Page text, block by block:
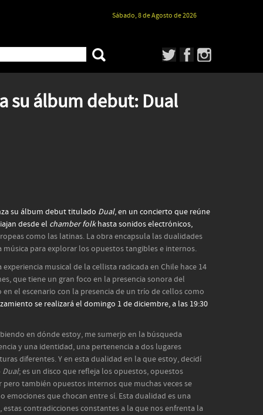
Sábado, 8 de Agosto de 2026
su álbum debut: Dual
su álbum debut titulado Dual, en un concierto que reúne
desde el chamber folkhasta sonidos electrónicos,
como las latinas. La obra encapsula las dualidades
para explorar los opuestos tangibles e internos.
musical de la cellista radicada en Chile hace 14
que tiene un gran foco en la presencia sonora del
el escenario con la presencia de un trío de cellos como
se realizará el domingo 1 de diciembre, a las 19:30
en dónde estoy, me sumerjo en la búsqueda
y una identidad, una pertenencia a dos lugares
diferentes. Y en esta dualidad en la que estoy, decidí
Dual; es un disco que refleja los opuestos, opuestos
también opuestos internos que muchas veces se
emociones que chocan entre sí. Esta dualidad es una
contradicciones constantes a la que nos enfrenta la